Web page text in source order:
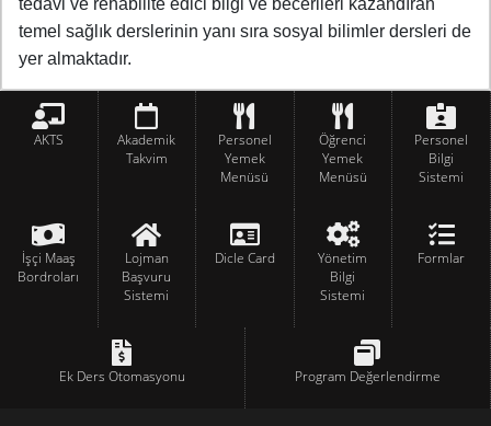
tedavi ve rehabilite edici bilgi ve becerileri kazandıran
temel sağlık derslerinin yanı sıra sosyal bilimler dersleri de
yer almaktadır.
AKTS
Akademik
Takvim
Personel
Yemek
Menüsü
Öğrenci
Yemek
Menüsü
Personel
Bilgi
Sistemi
İşçi Maaş
Bordroları
Lojman
Başvuru
Sistemi
Dicle Card
Yönetim
Bilgi
Sistemi
Formlar
Ek Ders Otomasyonu Program Değerlendirme